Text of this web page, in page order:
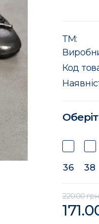
ТМ:
Код
36 38
220.00 грн